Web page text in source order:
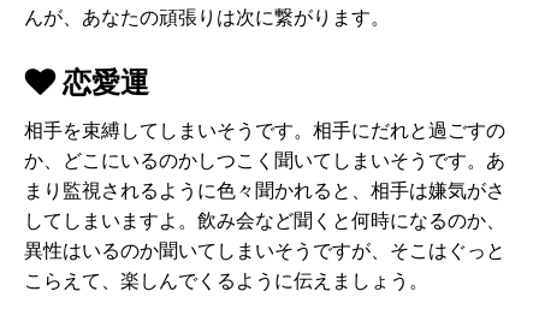
んが、あなたの頑張りは次に繋がります。
恋愛運
相手を束縛してしまいそうです。相手にだれと過ごすの
か、どこにいるのかしつこく聞いてしまいそうです。あ
まり監視されるように色々聞かれると、相手は嫌気がさ
してしまいますよ。飲み会など聞くと何時になるのか、
異性はいるのか聞いてしまいそうですが、そこはぐっと
こらえて、楽しんでくるように伝えましょう。